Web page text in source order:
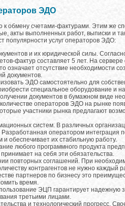
ЭДО
к обмену счетами-фактурами. Этим же
акты выполненных работ, выписки и
популярности услуг операторов ЭДО:
и их юридической силы.
фактур составляет 5 лет. На
означает отсутствие необходимости
документов.
ЭДО самостоятельно для
специальное оборудование и
документов в бумажном виде
операторов ЭДО на рынке
участники рынка предлагают
систем. В различных
оператором интеграция
обеспечивает их стабильную работу.
любого программного продукта
на себя эти обязательства.
повторных соглашений. При
контрагентов не нужно каждый
партнеров по бизнесу это
время.
ЭЦП гарантирует надежную
третьими лицами.
и технологический прогресс.